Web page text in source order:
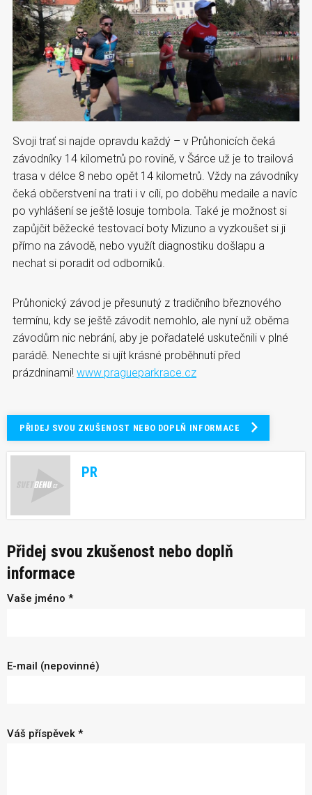
Svoji trať si najde opravdu každý – v Průhonicích čeká
závodníky 14 kilometrů po rovině, v Šárce už je to trailová
trasa v délce 8 nebo opět 14 kilometrů. Vždy na závodníky
čeká občerstvení na trati i v cíli, po doběhu medaile a navíc
po vyhlášení se ještě losuje tombola. Také je možnost si
zapůjčit běžecké testovací boty Mizuno a vyzkoušet si ji
přímo na závodě, nebo využít diagnostiku došlapu a
nechat si poradit od odborníků.
Průhonický závod je přesunutý z tradičního březnového
termínu, kdy se ještě závodit nemohlo, ale nyní už oběma
závodům nic nebrání, aby je pořadatelé uskutečnili v plné
parádě. Nenechte si ujít krásné proběhnutí před
prázdninami! www.pragueparkrace.cz
PŘIDEJ SVOU ZKUŠENOST NEBO DOPLŇ INFORMACE
PR
Přidej svou zkušenost nebo doplň
informace
Vaše jméno *
E-mail (nepovinné)
Váš příspěvek *